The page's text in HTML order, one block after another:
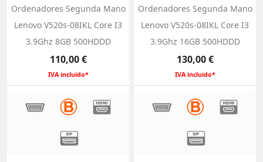
Ordenadores Segunda Mano
Lenovo V520s-08IKL Core I3
3.9Ghz 8GB 500HDDD
Precio
110,00 €
IVA incluido*
Ordenadores Segunda Mano
Lenovo V520s-08IKL Core I3
3.9Ghz 16GB 500HDDD
Precio
130,00 €
IVA incluido*